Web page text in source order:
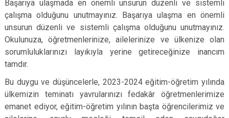
Başarıya ulaşmada en önemli unsurun düzenli ve sistemli
çalışma olduğunu unutmayınız. Başarıya ulaşma en önemli
unsurun düzenli ve sistemli çalışma olduğunu unutmayınız.
Okulunuza, öğretmenlerinize, ailelerinize ve ülkenize olan
sorumluluklarınızı layıkıyla yerine getireceğinize inancım
tamdır.
Bu duygu ve düşüncelerle, 2023-2024 eğitim-öğretim yılında
ülkemizin teminatı yavrularınızı fedakâr öğretmenlerimize
emanet ediyor, eğitim-öğretim yılının başta öğrencilerimiz ve